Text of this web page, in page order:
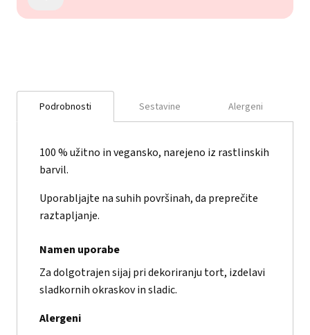
Podrobnosti Sestavine Alergeni
100 % užitno in vegansko, narejeno iz rastlinskih
barvil.
Uporabljajte na suhih površinah, da preprečite
raztapljanje.
Namen uporabe
Za dolgotrajen sijaj pri dekoriranju tort, izdelavi
sladkornih okraskov in sladic.
Alergeni